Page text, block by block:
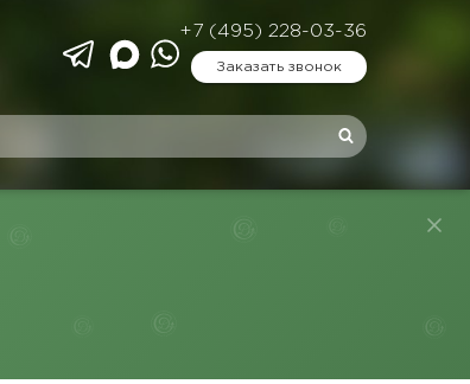
+7 (495) 228-03-36
Заказать звонок